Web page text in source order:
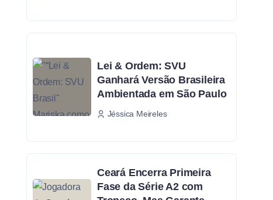
Lei & Ordem: SVU
Ganhará Versão Brasileira
Ambientada em São Paulo
Jéssica Meireles
Ceará Encerra Primeira
Fase da Série A2 com